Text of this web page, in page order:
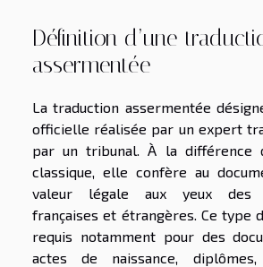
Définition d’une
assermentée
La traduction assermentée
officielle réalisée par un expert
par un tribunal. À la différence
classique, elle confère au
valeur légale aux yeux des
françaises et étrangères. Ce type
requis notamment pour des
actes de naissance,